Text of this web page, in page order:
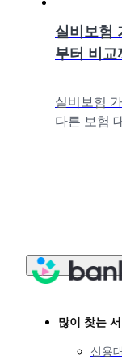
실비보험
부터 비교
실비보험
다른 보험
많이 찾는
신용